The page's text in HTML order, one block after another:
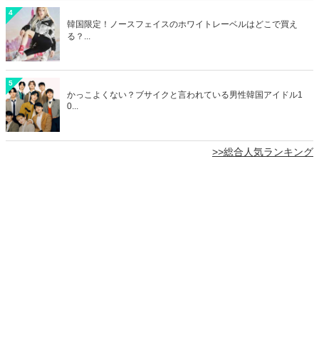
4
韓国限定！ノースフェイスのホワイトレーベルはどこで買え
る？...
5
かっこよくない？ブサイクと言われている男性韓国アイドル1
0...
>>総合人気ランキング